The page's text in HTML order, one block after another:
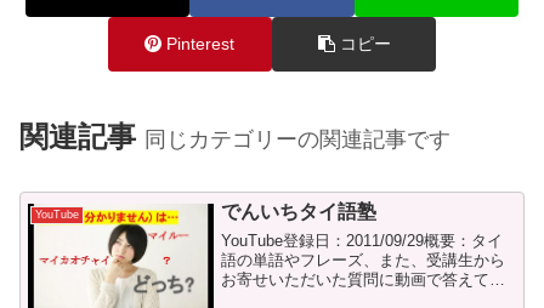
Pinterest コピー
関連記事 同じカテゴリーの関連記事です
YouTube でんいちタイ語塾
YouTube登録日：2011/09/29概要：タイ
語の単語やフレーズ、また、受講生から
お寄せいただいた質問に動画で答えてい